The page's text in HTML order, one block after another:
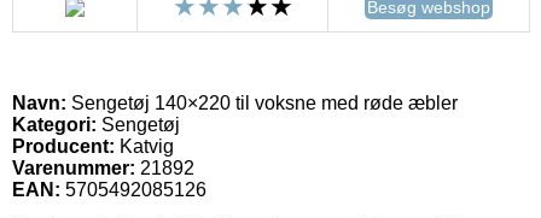
Besøg webshop
Navn: Sengetøj 140×220 til voksne med røde æbler
Kategori: Sengetøj
Producent: Katvig
Varenummer: 21892
EAN: 5705492085126